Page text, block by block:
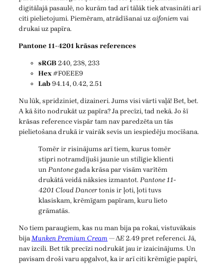
digitālajā pasaulē, no kurām tad arī tālāk tiek atvasināti arī
citi pielietojumi. Piemēram, atrādīšanai uzaifoniemvai
drukai uz papīra.
Pantone 11-4201 krāsas references
sRGB240, 238, 233
Hex#F0EEE9
Lab94.14, 0.42, 2.51
Nu lūk, spridziniet, dizaineri. Jums visi vārti vaļā! Bet, bet.
A kā šito nodrukāt uz papīra? Ja precīzi, tad nekā. Jo šī
krāsas reference vispār tam nav paredzēta un tās
pielietošana drukā ir vairāk sevis un iespiedēju mocīšana.
Tomēr ir risinājums arī tiem, kurus tomēr
stipri notramdījuši jaunie un stilīgie klienti
unPantonegada krāsa par visām varītēm
drukātā veidā nāksies izmantot. Pantone 11-
4201 Cloud Dancertonis ir ļoti, ļoti tuvs
klasiskam, krēmīgam papīram, kuru lieto
grāmatās.
No tiem paraugiem, kas nu man bija pa rokai, vistuvākais
bijaMunken Premium Cream— ΔE2.49 pret referenci. Jā,
nav izcili. Bet tik precīzi nodrukāt jau ir izaicinājums. Un
pavisam droši varu apgalvot, ka ir arī citi krēmīgie papīri,